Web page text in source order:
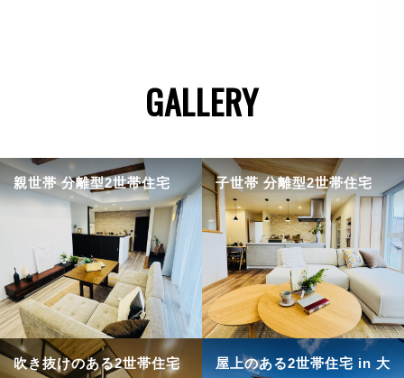
GALLERY
親世帯 分離型2世帯住宅 子世帯 分離型2世帯住宅
吹き抜けのある2世帯住宅
屋上のある2世帯住宅 in 大